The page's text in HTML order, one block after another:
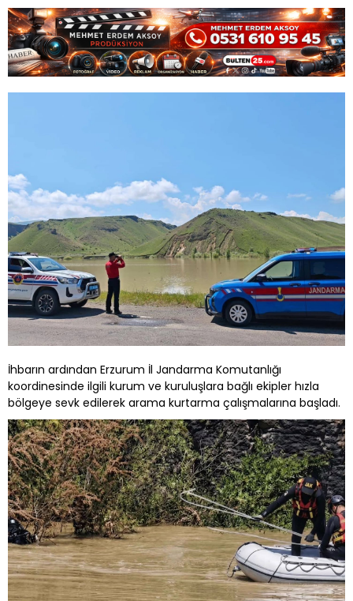
İhbarın ardından Erzurum İl Jandarma Komutanlığı
koordinesinde ilgili kurum ve kuruluşlara bağlı ekipler hızla
bölgeye sevk edilerek arama kurtarma çalışmalarına başladı.